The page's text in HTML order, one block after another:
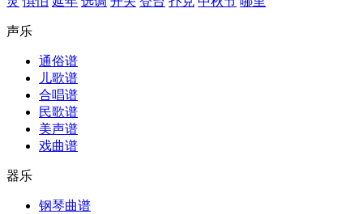
声乐
通俗谱
儿歌谱
合唱谱
民歌谱
美声谱
戏曲谱
器乐
钢琴曲谱